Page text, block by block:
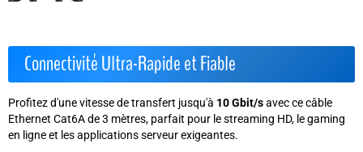
Connectivité Ultra-Rapide et Fiable
Profitez d'une vitesse de transfert jusqu'à 10 Gbit/savec ce câble
Ethernet Cat6A de 3 mètres, parfait pour le streaming HD, le gaming
en ligne et les applications serveur exigeantes.